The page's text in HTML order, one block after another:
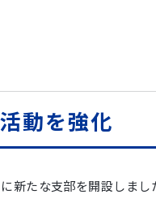
動を強化
新たな支部を開設しま